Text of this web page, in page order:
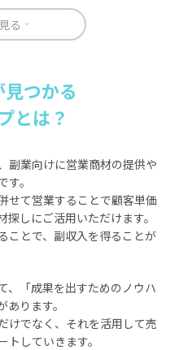
る
つかる
とは？
副業向けに営業商材の提供や
。
せて営業することで顧客単価
しにご活用いただけます。
ことで、副収入を得ることが
、「成果を出すためのノウハ
ります。
けでなく、それを活用して売
トしていきます。